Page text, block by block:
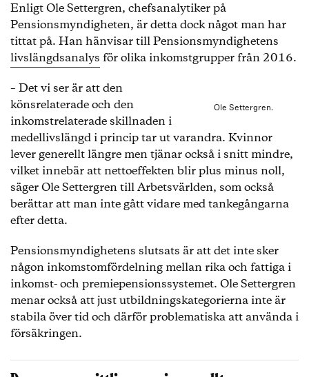
Enligt Ole Settergren, chefsanalytiker på
Pensionsmyndigheten, är detta dock något man har
tittat på. Han hänvisar till Pensionsmyndighetens
livslängdsanalys för olika inkomstgrupper från 2016.
Ole Settergren.
– Det vi ser är att den
könsrelaterade och den
inkomstrelaterade skillnaden i
medellivslängd i princip tar ut varandra. Kvinnor
lever generellt längre men tjänar också i snitt mindre,
vilket innebär att nettoeffekten blir plus minus noll,
säger Ole Settergren till Arbetsvärlden, som också
berättar att man inte gått vidare med tankegångarna
efter detta.
Pensionsmyndighetens slutsats är att det inte sker
någon inkomstomfördelning mellan rika och fattiga i
inkomst- och premiepensionssystemet. Ole Settergren
menar också att just utbildningskategorierna inte är
stabila över tid och därför problematiska att använda i
försäkringen.